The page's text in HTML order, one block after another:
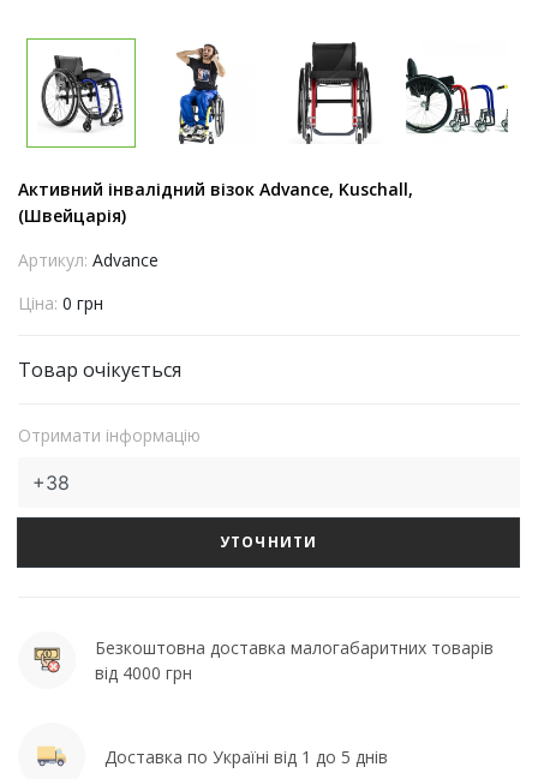
Активний інвалідний візок Advance, Kuschall,
(Швейцарія)
Артикул: Advance
Ціна: 0 грн
Товар очікується
Отримати інформацію
УТОЧНИТИ
Безкоштовна доставка малогабаритних товарів
від 4000 грн
Доставка по Україні від 1 до 5 днів